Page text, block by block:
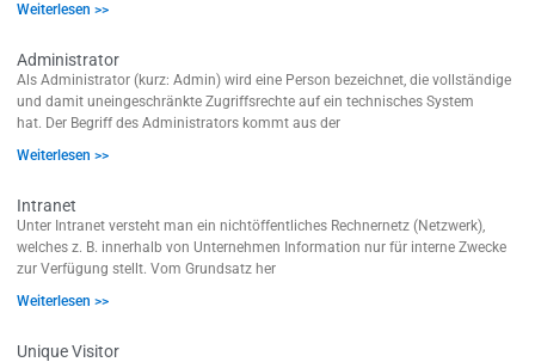
Weiterlesen >>
Administrator
Als Administrator (kurz: Admin) wird eine Person bezeichnet, die vollständige
und damit uneingeschränkte Zugriffsrechte auf ein technisches System
hat. Der Begriff des Administrators kommt aus der
Weiterlesen >>
Intranet
Unter Intranet versteht man ein nichtöffentliches Rechnernetz (Netzwerk),
welches z. B. innerhalb von Unternehmen Information nur für interne Zwecke
zur Verfügung stellt. Vom Grundsatz her
Weiterlesen >>
Unique Visitor